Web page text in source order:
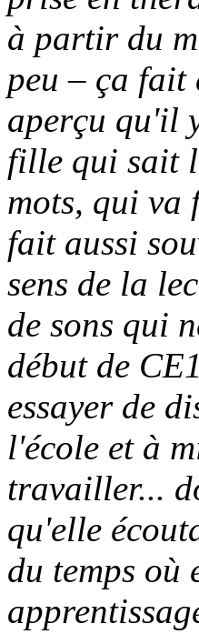
à partir du
peu – ça fait
aperçu qu'il
fille qui sait
mots, qui
fait aussi
sens de la
de sons qui
début de
essayer de
l'école et à
travailler...
qu'elle
du temps où